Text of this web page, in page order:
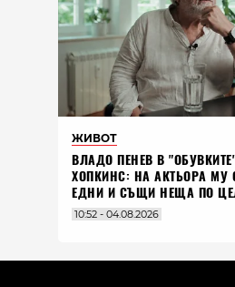
ЖИВОТ
ВЛАДO ПЕНЕВ В
ХОПКИНС: НА АКТЬОРА МУ
ЕДНИ И СЪЩИ НЕЩА ПО
10:52 - 04.08.2026